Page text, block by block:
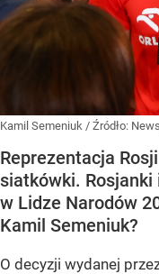
Kamil Semeniuk / Źródło:
Reprezentacja
siatkówki. Rosjanki
w Lidze Narodów
Kamil Semeniuk?
O decyzji wydanej